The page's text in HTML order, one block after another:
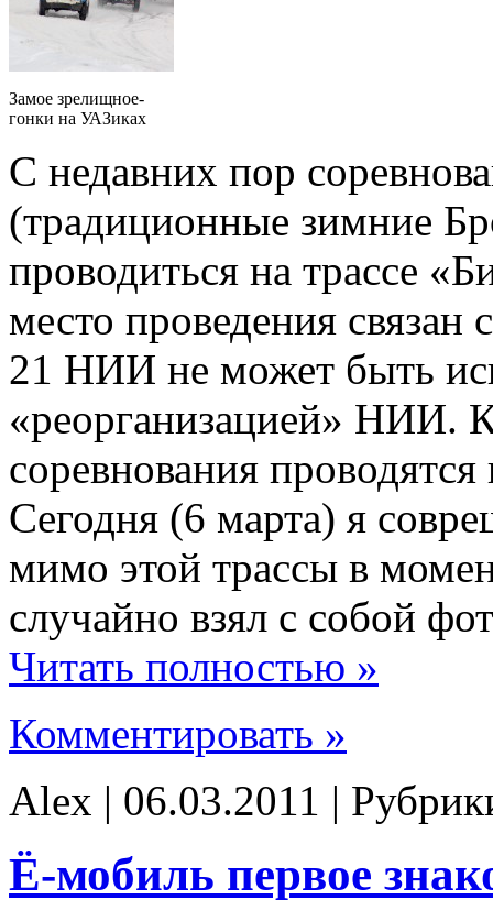
Замое зрелищное-
гонки на УАЗиках
C недавних пор
(традиционные зимние
проводиться на трассе
место проведения связан
21 НИИ не может быть
«реорганизацией» НИИ.
соревнования
Сегодня (6 марта) я
мимо этой трассы в
случайно взял с собой
Читать полностью »
Комментировать »
Alex | 06.03.2011 |
Ё-мобиль первое